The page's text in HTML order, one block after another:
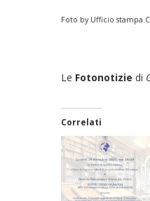
Foto by Ufficio stampa
Le Fotonotizie di
Correlati